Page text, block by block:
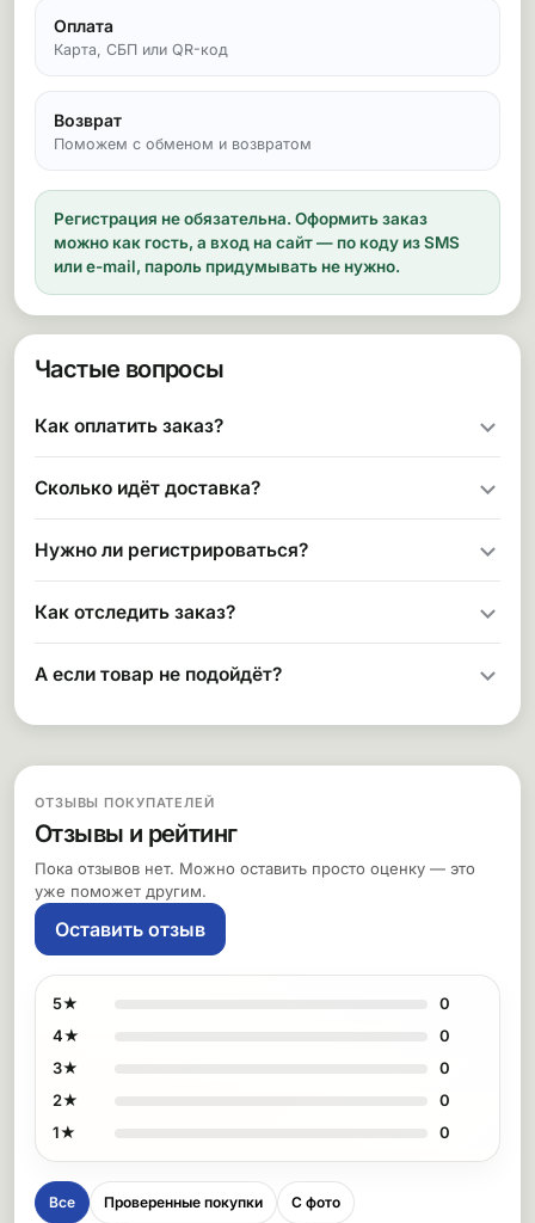
Оплата
Карта, СБП или QR-код
Возврат
Поможем с обменом и возвратом
Регистрация не обязательна. Оформить заказ
можно как гость, а вход на сайт — по коду из SMS
или e-mail, пароль придумывать не нужно.
Частые вопросы
Как оплатить заказ?
Сколько идёт доставка?
Нужно ли регистрироваться?
Как отследить заказ?
А если товар не подойдёт?
ОТЗЫВЫ ПОКУПАТЕЛЕЙ
Отзывы и рейтинг
Пока отзывов нет. Можно оставить просто оценку — это
уже поможет другим.
Оставить отзыв
5★
0
4★
0
3★
0
2★
0
1★
0
Все Проверенные покупки С фото